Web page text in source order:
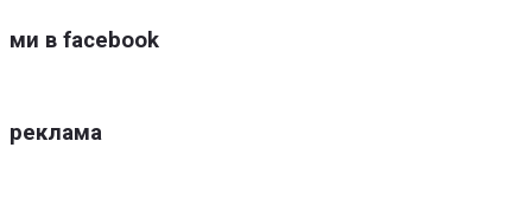
ми в facebook
реклама